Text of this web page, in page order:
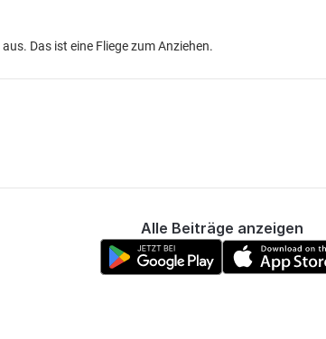
Das ist eine Fliege zum Anziehen.
Alle Beiträge anzeigen